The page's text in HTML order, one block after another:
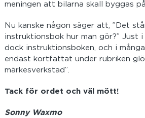
meningen att bilarna skall byggas
Nu kanske någon säger att, ”Det
instruktionsbok hur man gör?” Just
dock instruktionsboken, och i
endast kortfattat under rubriken
märkesverkstad”.
Tack för ordet och väl mött!
Sonny Waxmo